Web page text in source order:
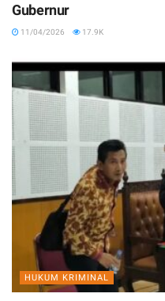
Gubernur
11/04/2026 17.9K
HUKUM KRIMINAL